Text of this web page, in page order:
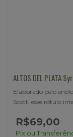
ALTOS DEL PLATA
Elaborado pelo
Scott, esse rótulo
R$69,00
Pix ou